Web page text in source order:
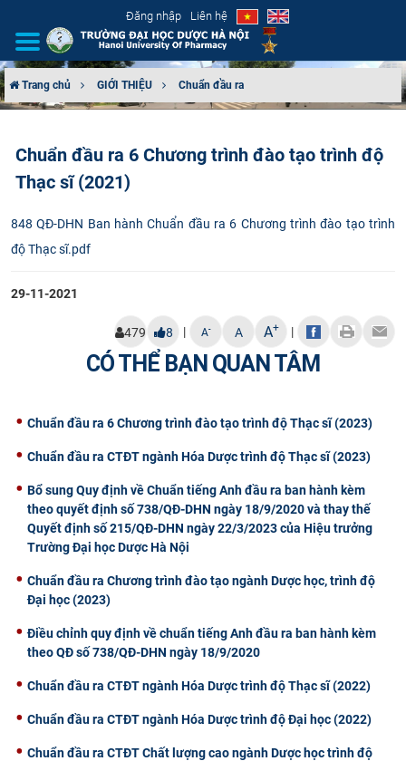
Đăng nhập Liên hệ
CƠ CẤU TỔ CHỨC
ĐÀO TẠO
ĐẢM BẢO CHẤT LƯỢNG
KHOA HỌC CÔNG NGHỆ
CỰU NGƯỜI HỌC
Trang chủ GIỚI THIỆU Chuẩn đầu ra
Chuẩn đầu ra 6 Chương trình đào tạo trình độ
Thạc sĩ (2021)
848 QĐ-DHN Ban hành Chuẩn đầu ra 6 Chương trình đào tạo trình
độ Thạc sĩ.pdf
29-11-2021
479 8 | A- A A+ |
CÓ THỂ BẠN QUAN TÂM
Chuẩn đầu ra 6 Chương trình đào tạo trình độ Thạc sĩ (2023)
Chuẩn đầu ra CTĐT ngành Hóa Dược trình độ Thạc sĩ (2023)
Bổ sung Quy định về Chuẩn tiếng Anh đầu ra ban hành kèm
theo quyết định số 738/QĐ-DHN ngày 18/9/2020 và thay thế
Quyết định số 215/QĐ-DHN ngày 22/3/2023 của Hiệu trưởng
Trường Đại học Dược Hà Nội
Chuẩn đầu ra Chương trình đào tạo ngành Dược học, trình độ
Đại học (2023)
Điều chỉnh quy định về chuẩn tiếng Anh đầu ra ban hành kèm
theo QĐ số 738/QĐ-DHN ngày 18/9/2020
Chuẩn đầu ra CTĐT ngành Hóa Dược trình độ Thạc sĩ (2022)
Chuẩn đầu ra CTĐT ngành Hóa Dược trình độ Đại học (2022)
Chuẩn đầu ra CTĐT Chất lượng cao ngành Dược học trình độ